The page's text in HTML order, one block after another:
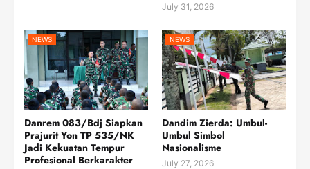
July 31, 2026
NEWS
Danrem 083/Bdj Siapkan
Prajurit Yon TP 535/NK
Jadi Kekuatan Tempur
Profesional Berkarakter
NEWS
Dandim Zierda: Umbul-
Umbul Simbol
Nasionalisme
July 27, 2026